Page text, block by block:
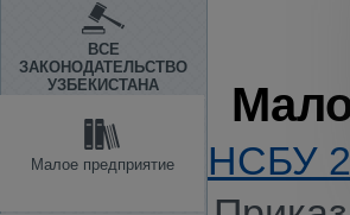
ВСЕ
ЗАКОНОДАТЕЛЬСТВО
УЗБЕКИСТАНА
Малое предприятие НСБУ